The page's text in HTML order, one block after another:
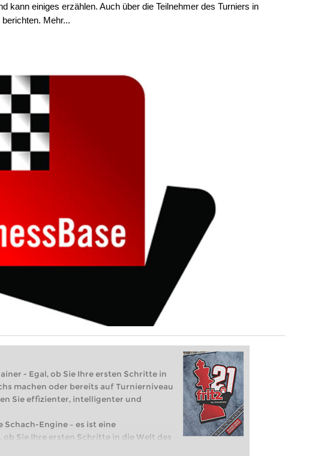
kann einiges erzählen. Auch über die Teilnehmer des Turniers in
Mehr...
- Egal, ob Sie Ihre ersten Schritte in
machen oder bereits auf Turnierniveau
Sie effizienter, intelligenter und
Schach-Engine – es ist eine
Sie Ihre ersten Schritte in die Welt des
bereits auf Turnierniveau spielen: Mit